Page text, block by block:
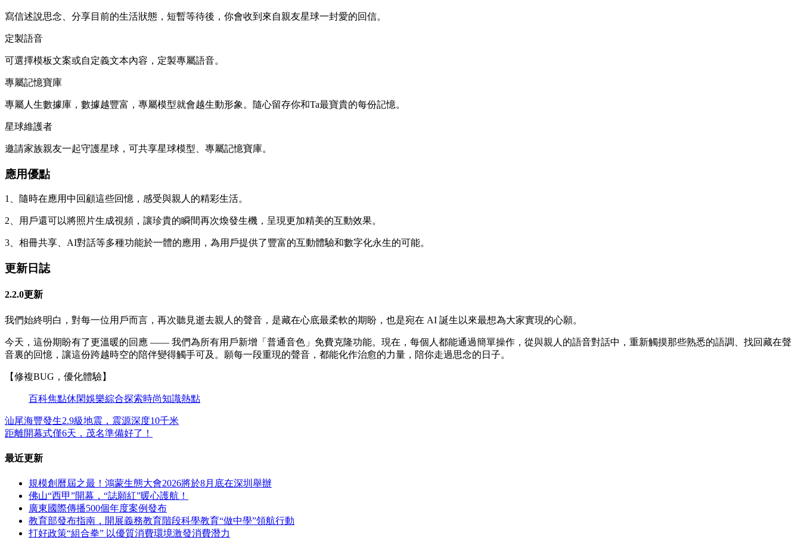
寫信述說思念、分享目前的生活狀態，短暫等待後，你會收到來自親友星球一封愛的回信。
定製語音
可選擇模板文案或自定義文本內容，定製專屬語音。
專屬記憶寶庫
專屬人生數據庫，數據越豐富，專屬模型就會越生動形象。隨心留存你和Ta最寶貴的每份記憶。
星球維護者
邀請家族親友一起守護星球，可共享星球模型、專屬記憶寶庫。
應用優點
1、隨時在應用中回顧這些回憶，感受與親人的精彩生活。
2、用戶還可以將照片生成視頻，讓珍貴的瞬間再次煥發生機，呈現更加精美的互動效果。
3、相冊共享、AI對話等多種功能於一體的應用，為用戶提供了豐富的互動體驗和數字化永生的可能。
更新日誌
2.2.0更新
我們始終明白，對每一位用戶而言，再次聽見逝去親人的聲音，是藏在心底最柔軟的期盼，也是宛在 AI 誕生以來最想為大家實現的心願。
今天，這份期盼有了更溫暖的回應 —— 我們為所有用戶新增「普通音色」免費克隆功能。現在，每個人都能通過簡單操作，從與親人的語音對話中，重新觸摸那些熟悉的語調、找回藏在聲
音裏的回憶，讓這份跨越時空的陪伴變得觸手可及。願每一段重現的聲音，都能化作治愈的力量，陪你走過思念的日子。
【修複BUG，優化體驗】
百科焦點休閑娛樂綜合探索時尚知識熱點
汕尾海豐發生2.9級地震，震源深度10千米
距離開幕式僅6天，茂名準備好了！
最近更新
規模創曆屆之最！鴻蒙生態大會2026將於8月底在深圳舉辦
佛山“西甲”開幕，“誌願紅”暖心護航！
廣東國際傳播500個年度案例發布
教育部發布指南，開展義務教育階段科學教育“做中學”領航行動
打好政策“組合拳” 以優質消費環境激發消費潛力